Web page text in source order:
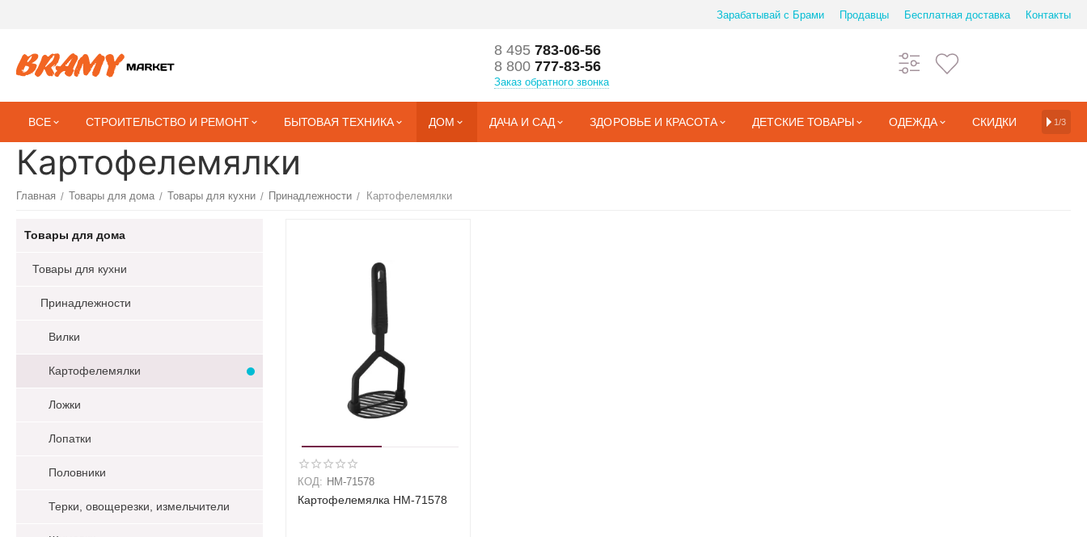
Зарабатывай с Брами Продавцы Бесплатная доставка Контакты
8 495783-06-56
8 800777-83-56
Заказ обратного звонка
ВСЕ СТРОИТЕЛЬСТВО И РЕМОНТ БЫТОВАЯ ТЕХНИКА ДОМ ДАЧА И САД ЗДОРОВЬЕ И КРАСОТА ДЕТСКИЕ ТОВАРЫ ОДЕЖДА СКИДКИ 1/3
Картофелемялки
Главная / Товары для дома / Товары для кухни / Принадлежности / Картофелемялки
Товары для дома
Товары для кухни
Принадлежности
Вилки
Картофелемялки
Ложки
Лопатки
Половники
Терки, овощерезки, измельчители
КОД: HM-71578
Картофелемялка HM-71578